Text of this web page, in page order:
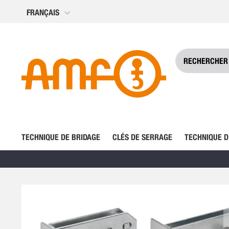
Allez
FRANÇAIS
TECHNIQUE DE BRIDAGE CLÉS DE SERRAGE TECHNIQUE